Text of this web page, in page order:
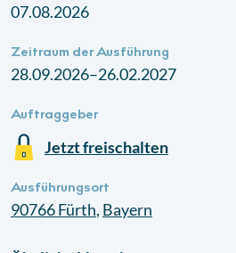
07.08.2026
Zeitraum der Ausführung
28.09.2026–26.02.2027
Auftraggeber
Jetzt freischalten
Ausführungsort
90766Fürth, Bayern